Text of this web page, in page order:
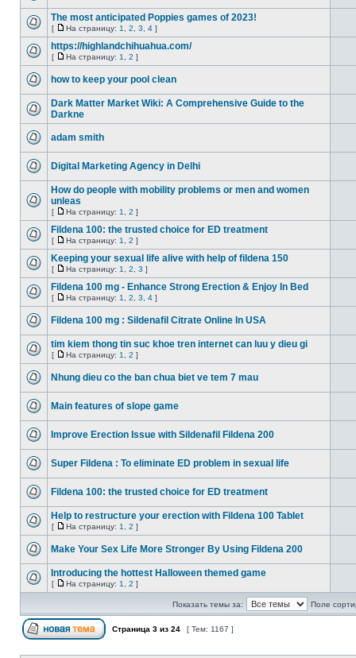
The most anticipated Poppies games of 2023!
[ На страницу: 1 2 3 4 ]
https://highlandchihuahua.com/
[ На страницу: 1 2 ]
how to keep your pool clean
Dark Matter Market Wiki: A Comprehensive Guide to the
Darkne
adam smith
Digital Marketing Agency in Delhi
How do people with mobility problems or men and women
unleas
[ На страницу: 1 2 ]
Fildena 100: the trusted choice for ED treatment
[ На страницу: 1 2 ]
Keeping your sexual life alive with help of fildena 150
[ На страницу: 1 2 3 ]
Fildena 100 mg - Enhance Strong Erection & Enjoy In Bed
[ На страницу: 1 2 3 4 ]
Fildena 100 mg : Sildenafil Citrate Online In USA
tim kiem thong tin suc khoe tren internet can luu y dieu gi
[ На страницу: 1 2 ]
Nhung dieu co the ban chua biet ve tem 7 mau
Main features of slope game
Improve Erection Issue with Sildenafil Fildena 200
Super Fildena : To eliminate ED problem in sexual life
Fildena 100: the trusted choice for ED treatment
Help to restructure your erection with Fildena 100 Tablet
[ На страницу: 1 2 ]
Make Your Sex Life More Stronger By Using Fildena 200
Introducing the hottest Halloween themed game
[ На страницу: 1 2 ]
Показать темы за: Поле
Страница 3 из 24 [ Тем: 1167 ]